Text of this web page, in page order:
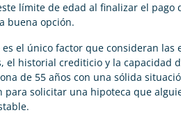
límite de edad al finalizar el pago
buena opción.
el único factor que consideran las
el historial crediticio y la capacidad
de 55 años con una sólida
solicitar una hipoteca que